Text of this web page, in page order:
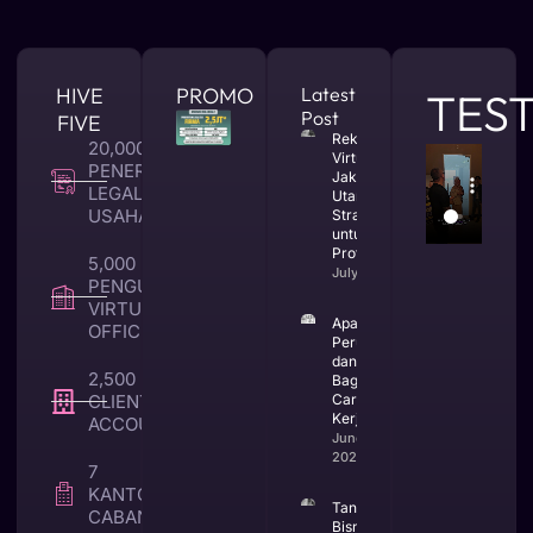
HIVE
FIVE
20,000 +
PENERBITAN
LEGALITAS
USAHA
5,000 +
PENGUNA
VIRTUAL
OFFICE
2,500 +
CLIENT TAX &
ACCOUNTING
7
KANTOR
CABANG
PROMO
Latest
Post
Rekomendasi
Virtual Office
Jakarta
Utara yang
Strategis
untuk Bisnis
Profesional
July 23, 2026
Apa Itu CV
Perusahaan
dan
Bagaimana
Cara
Kerjanya
June 25,
2026
Tanda
Bisnis